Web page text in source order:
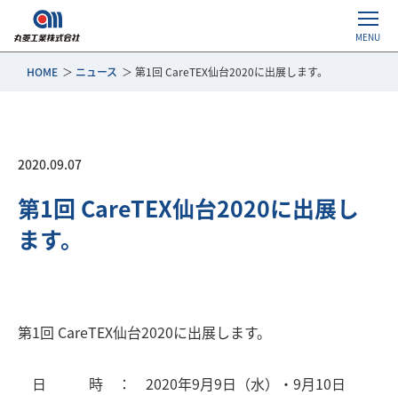
HOME ニュース 第1回 CareTEX仙台2020に出展します。
2020.09.07
第1回 CareTEX仙台2020に出展し
ます。
第1回 CareTEX仙台2020に出展します。
日 時 ： 2020年9月9日（水）・9月10日